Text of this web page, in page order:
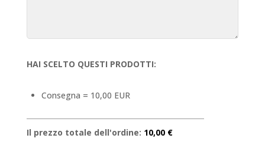
HAI SCELTO QUESTI PRODOTTI:
Consegna = 10,00 EUR
Il prezzo totale dell'ordine: 10,00 €